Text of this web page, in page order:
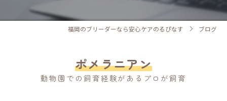
福岡のブリーダーなら安心ケアのるぴなす ブログ
ポメラニアン
動物園での飼育経験があるプロが飼育